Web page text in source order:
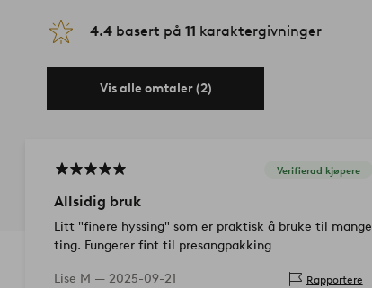
4.4 basert på 11 karaktergivninger
Vis alle omtaler (2)
Verifierad kjøpere
Allsidig bruk
Litt "finere hyssing" som er praktisk å bruke til mange
ting. Fungerer fint til presangpakking
Lise M — 2025-09-21 Rapportere